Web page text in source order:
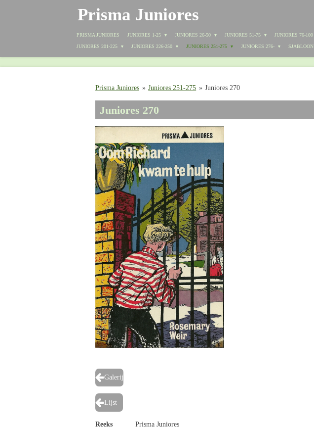
hoofdinhoud
Prisma Juniores
PRISMA JUNIORES JUNIORES 1-25 JUNIORES 26-50 JUNIORES 51-75 JUNIORES 76-100
JUNIORES 201-225 JUNIORES 226-250 JUNIORES 251-275 JUNIORES 276- SJABLOON
Prisma Juniores » Juniores 251-275 » Juniores 270
Juniores 270
Galerij
Lijst
Reeks
Prisma Juniores